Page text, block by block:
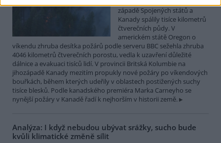
západě Spojených států a
Kanady spálily tisíce kilometrů
čtverečních půdy. V
americkém státě Oregon o
víkendu zhruba desítka požárů podle serveru BBC sežehla zhruba
4046 kilometrů čtverečních porostu, vedla k uzavření důležité
dálnice a evakuaci tisíců lidí. V provincii Britská Kolumbie na
jihozápadě Kanady mezitím propukly nové požáry po víkendových
bouřkách, během kterých udeřily v oblastech postižených suchy
tisíce blesků. Podle kanadského premiéra Marka Carneyho se
nynější požáry v Kanadě řadí k nejhorším v historii země.
Analýza: I když nebudou ubývat srážky, sucho bude
kvůli klimatické změně sílit